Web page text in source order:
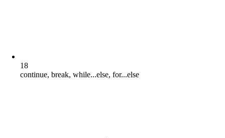
18
continue, break, while...else, for...else